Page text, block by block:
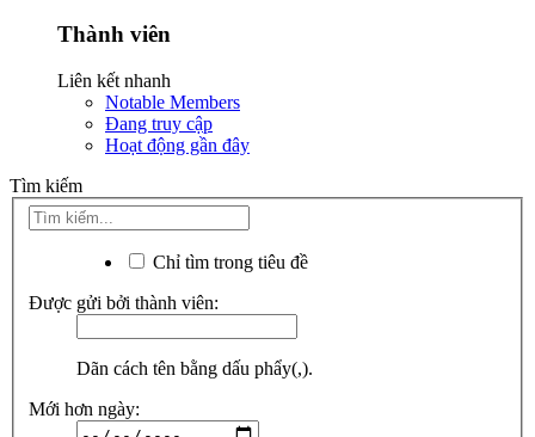
Thành viên
Liên kết nhanh
Notable Members
Đang truy cập
Hoạt động gần đây
Tìm kiếm
Chỉ tìm trong tiêu đề
Được gửi bởi thành viên:
Dãn cách tên bằng dấu phẩy(,).
Mới hơn ngày: